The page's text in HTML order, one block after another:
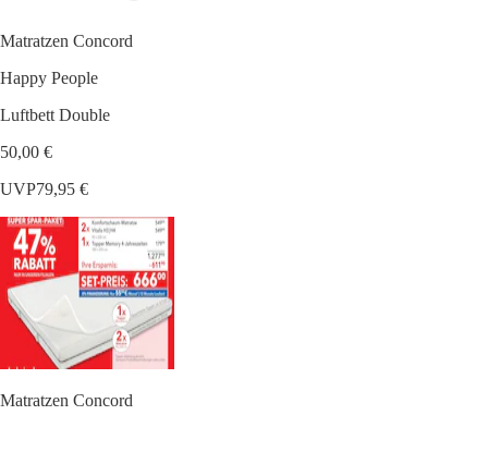
Matratzen Concord
Happy People
Luftbett Double
50,00 €
UVP79,95 €
Matratzen Concord